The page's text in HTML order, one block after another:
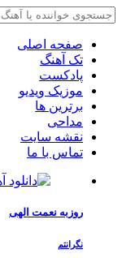
صفحه اصلی
تک آهنگ
پادکست
موزیک ویدیو
برترین ها
مداحی
نقشه سایت
تماس با ما
روزبه نعمت الهی
نگرانتم